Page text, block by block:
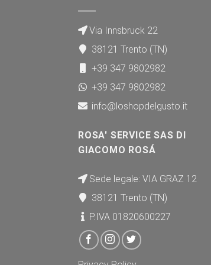
Via Innsbruck 22
38121 Trento (TN)
+39 347 9802982
+39 347 9802982
info@loshopdelgusto.it
ROSA' SERVICE SAS DI
GIACOMO ROSÁ
Sede legale: VIA GRAZ 12
38121 Trento (TN)
P.IVA 01820600227